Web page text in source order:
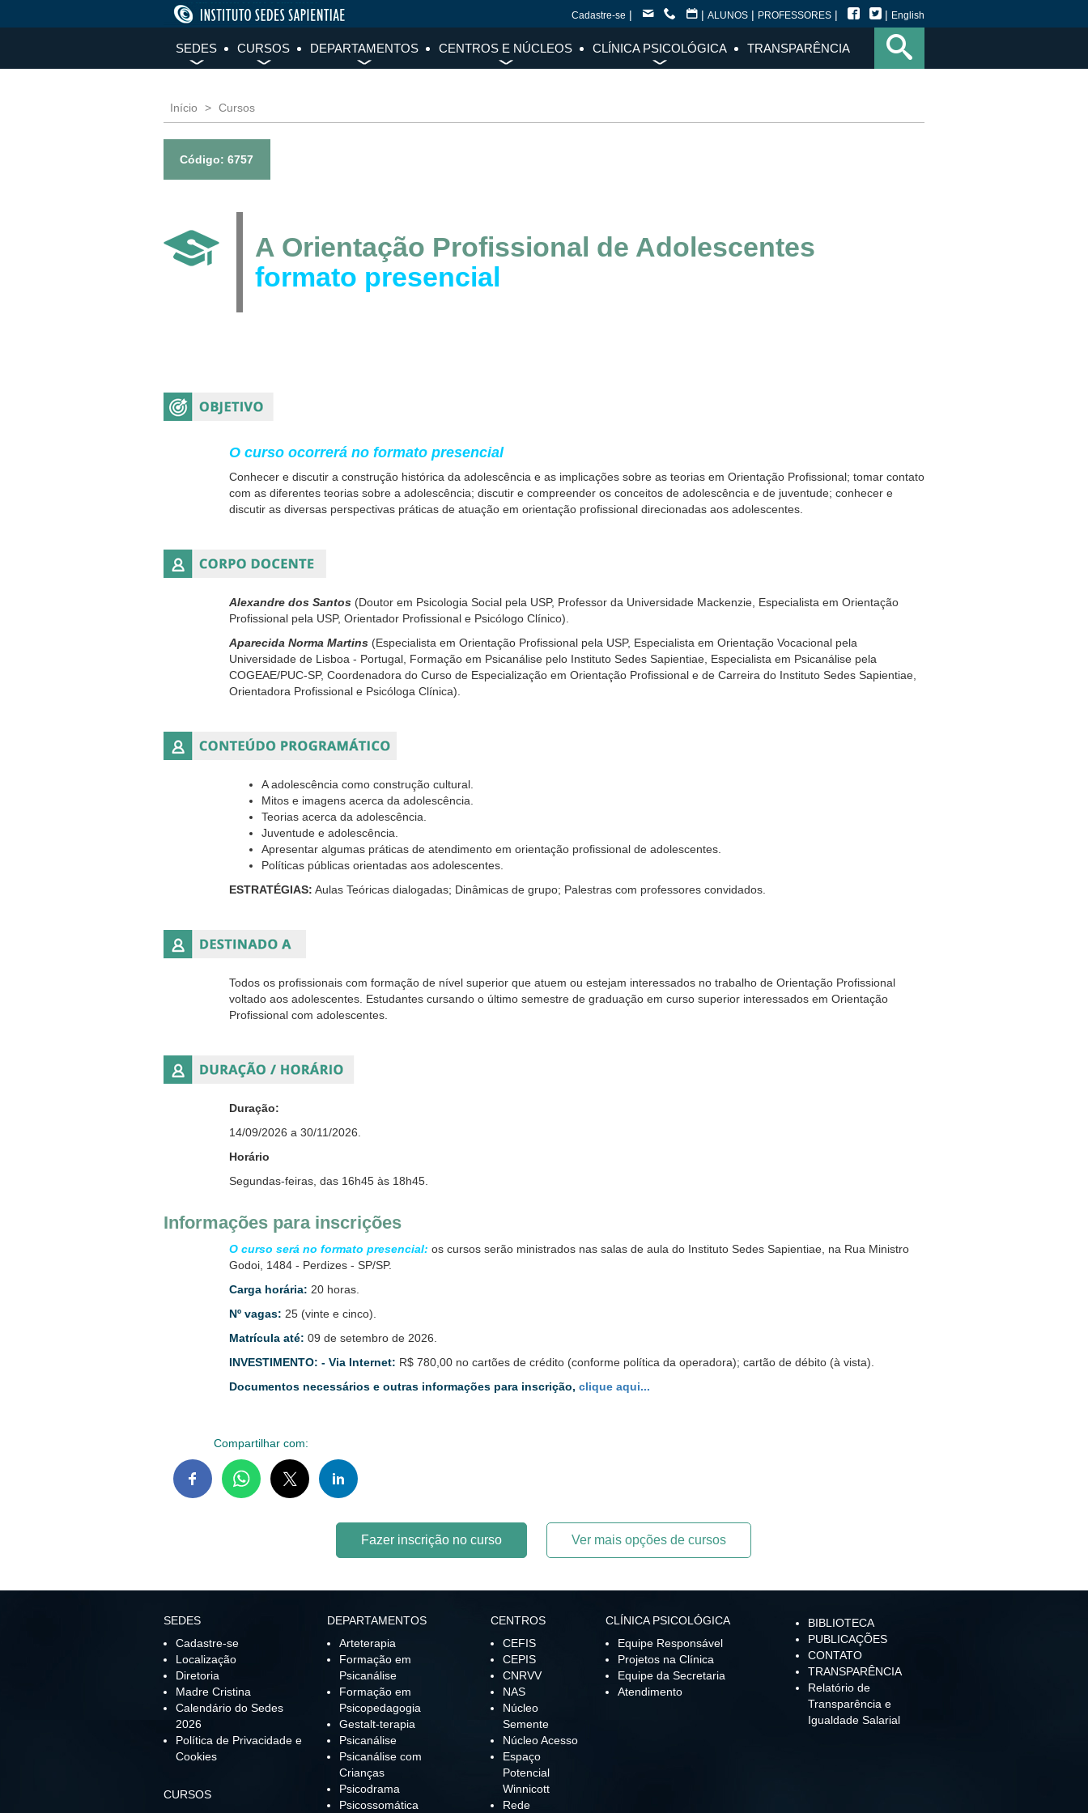
Cadastre-se | | ALUNOS | PROFESSORES | | English
SEDES CURSOS DEPARTAMENTOS CENTROS E NÚCLEOS CLÍNICA PSICOLÓGICA TRANSPARÊNCIA
Início Cursos
Código: 6757
A Orientação Profissional de Adolescentes
formato presencial
O curso ocorrerá no formato presencial
Conhecer e discutir a construção histórica da adolescência e as implicações sobre as teorias em Orientação Profissional; tomar contato
com as diferentes teorias sobre a adolescência; discutir e compreender os conceitos de adolescência e de juventude; conhecer e
discutir as diversas perspectivas práticas de atuação em orientação profissional direcionadas aos adolescentes.
Alexandre dos Santos(Doutor em Psicologia Social pela USP, Professor da Universidade Mackenzie, Especialista em Orientação
Profissional pela USP, Orientador Profissional e Psicólogo Clínico).
Aparecida Norma Martins(Especialista em Orientação Profissional pela USP, Especialista em Orientação Vocacional pela
Universidade de Lisboa - Portugal, Formação em Psicanálise pelo Instituto Sedes Sapientiae, Especialista em Psicanálise pela
COGEAE/PUC-SP, Coordenadora do Curso de Especialização em Orientação Profissional e de Carreira do Instituto Sedes Sapientiae,
Orientadora Profissional e Psicóloga Clínica).
A adolescência como construção cultural.
Mitos e imagens acerca da adolescência.
Teorias acerca da adolescência.
Juventude e adolescência.
Apresentar algumas práticas de atendimento em orientação profissional de adolescentes.
Políticas públicas orientadas aos adolescentes.
ESTRATÉGIAS: Aulas Teóricas dialogadas; Dinâmicas de grupo; Palestras com professores convidados.
Todos os profissionais com formação de nível superior que atuem ou estejam interessados no trabalho de Orientação Profissional
voltado aos adolescentes. Estudantes cursando o último semestre de graduação em curso superior interessados em Orientação
Profissional com adolescentes.
Duração:
14/09/2026 a 30/11/2026.
Horário
Segundas-feiras, das 16h45 às 18h45.
Informações para inscrições
O curso será no formato presencial: os cursos serão ministrados nas salas de aula do Instituto Sedes Sapientiae, na Rua Ministro
Godoi, 1484 - Perdizes - SP/SP.
Carga horária: 20 horas.
Nº vagas: 25 (vinte e cinco).
Matrícula até: 09 de setembro de 2026.
INVESTIMENTO: - Via Internet: R$ 780,00 no cartões de crédito (conforme política da operadora); cartão de débito (à vista).
Documentos necessários e outras informações para inscrição, clique aqui...
Compartilhar com:
Fazer inscrição no curso Ver mais opções de cursos
SEDES
Cadastre-se
Localização
Diretoria
Madre Cristina
Calendário do Sedes
2026
Política de Privacidade e
Cookies
CURSOS
DEPARTAMENTOS
Arteterapia
Formação em
Psicanálise
Formação em
Psicopedagogia
Gestalt-terapia
Psicanálise
Psicanálise com
Crianças
Psicodrama
Psicossomática
CENTROS
CEFIS
CEPIS
CNRVV
NAS
Núcleo
Semente
Núcleo Acesso
Espaço
Potencial
Winnicott
Rede
CLÍNICA PSICOLÓGICA
Equipe Responsável
Projetos na Clínica
Equipe da Secretaria
Atendimento
BIBLIOTECA
PUBLICAÇÕES
CONTATO
TRANSPARÊNCIA
Relatório de
Transparência e
Igualdade Salarial